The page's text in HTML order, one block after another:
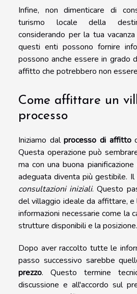
Infine, non dimenticare di
turismo locale della
considerando per la tua
questi enti possono fornire
possono anche essere in grado
affitto che potrebbero non
Come affittare un
processo
Iniziamo dalprocesso di affitto
Questa operazione può
ma con una buona
adeguata diventa più gestibile.
consultazioni iniziali. Questo
del villaggio ideale da affittare,
informazioni necessarie come la
strutture disponibili e la posizione.
Dopo aver raccolto tutte le
passo successivo sarebbe
prezzo. Questo termine
discussione e all'accordo sul